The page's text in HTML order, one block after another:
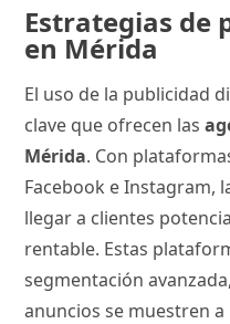
Estrategias de
en Mérida
El uso de la publicidad
clave que ofrecen las
Mérida. Con
Facebook e Instagram,
llegar a clientes
rentable. Estas
segmentación
anuncios se muestren